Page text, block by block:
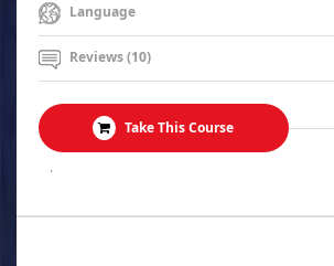
Language
Reviews (10)
Take This Course
.